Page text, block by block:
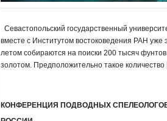
Севастопольский государственный
вместе с Институтом востоковедения РАН уже
летом собираются на поиски 200 тысяч фунтов
золотом. Предположительно такое
КОНФЕРЕНЦИЯ ПОДВОДНЫХ